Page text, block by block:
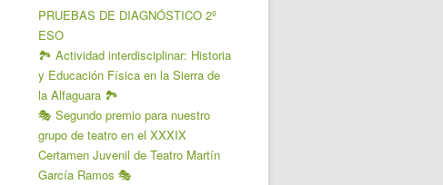
PRUEBAS DE DIAGNÓSTICO 2º
ESO
🏞️ Actividad interdisciplinar: Historia
y Educación Física en la Sierra de
la Alfaguara 🏞️
🎭 Segundo premio para nuestro
grupo de teatro en el XXXIX
Certamen Juvenil de Teatro Martín
García Ramos 🎭